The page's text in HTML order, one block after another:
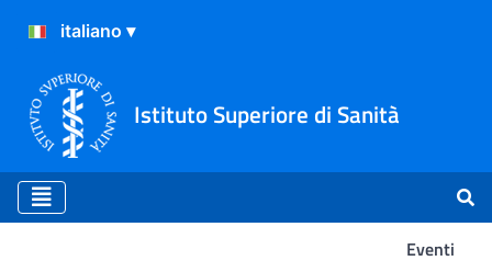
Istituto Superiore di Sanità
Eventi